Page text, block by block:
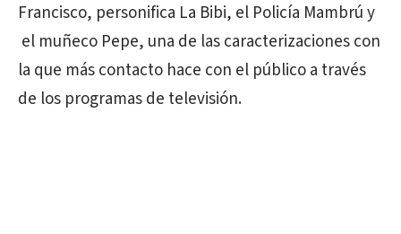
Francisco, personifica La Bibi, el Policía Mambrú y
el muñeco Pepe, una de las caracterizaciones con
la que más contacto hace con el público a través
de los programas de televisión.